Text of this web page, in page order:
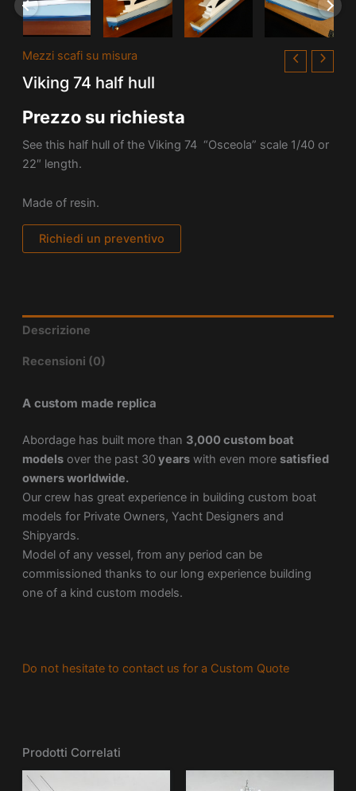
Mezzi scafi su misura
Viking 74 half hull
Prezzo su richiesta
See this half hull of the Viking 74 “Osceola” scale 1/40 or
22″ length.
Made of resin.
Richiedi un preventivo
Descrizione
Recensioni (0)
A custom made replica
Abordage has built more than 3,000 custom boat
modelsover the past 30 yearswith even more satisfied
owners worldwide.
Our crew has great experience in building custom boat
models for Private Owners, Yacht Designers and
Shipyards.
Model of any vessel, from any period can be
commissioned thanks to our long experience building
one of a kind custom models.
Do not hesitate to contact us for a Custom Quote
Prodotti Correlati